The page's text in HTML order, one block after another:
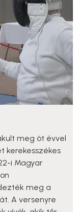
meg öt évvel
kerekesszékes
i Magyar
meg a
A versenyre